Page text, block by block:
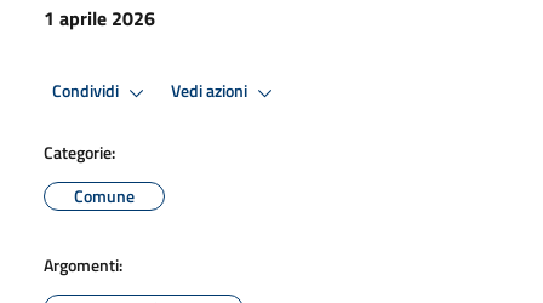
1 aprile 2026
Condividi Vedi azioni
Categorie:
Comune
Argomenti: